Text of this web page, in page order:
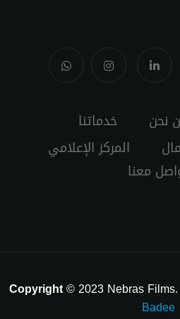
نحن
خدماتنا
المركز الإعلامي
معنا
Copyright© 2023 Nebras
Badee